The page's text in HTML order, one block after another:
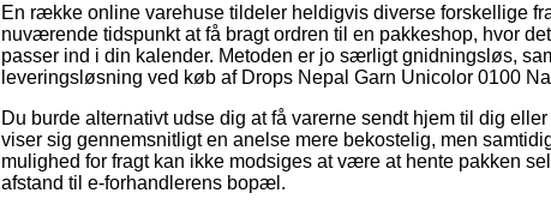
En række online varehuse tildeler heldigvis diverse forskellige
nuværende tidspunkt at få bragt ordren til en pakkeshop, hvor
passer ind i din kalender. Metoden er jo særligt gnidningsløs,
leveringsløsning ved køb af Drops Nepal Garn Unicolor 0100
Du burde alternativt udse dig at få varerne sendt hjem til dig
viser sig gennemsnitligt en anelse mere bekostelig, men
mulighed for fragt kan ikke modsiges at være at hente pakken
afstand til e-forhandlerens bopæl.